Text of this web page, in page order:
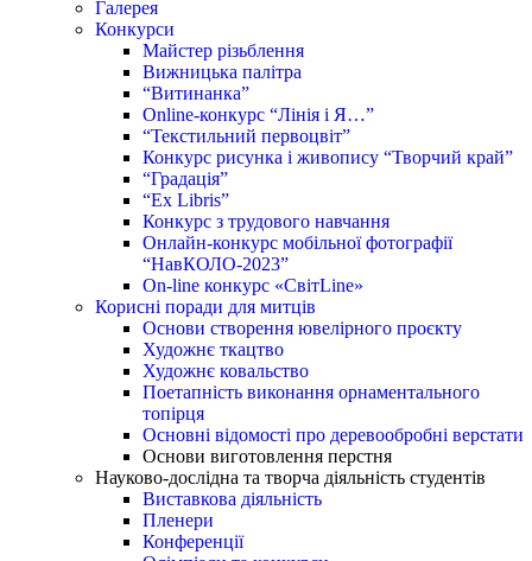
Галерея
Конкурси
Майстер різьблення
Вижницька палітра
“Витинанка”
Online-конкурс “Лінія і Я…”
“Текстильний первоцвіт”
Конкурс рисунка і живопису “Творчий край”
“Градація”
“Ex Libris”
Конкурс з трудового навчання
Онлайн-конкурс мобільної фотографії
“НавКОЛО-2023”
On-line конкурс «СвітLine»
Корисні поради для митців
Основи створення ювелірного проєкту
Художнє ткацтво
Художнє ковальство
Поетапність виконання орнаментального
топірця
Основні відомості про деревообробні верстати
Основи виготовлення перстня
Науково-дослідна та творча діяльність студентів
Виставкова діяльність
Пленери
Конференції